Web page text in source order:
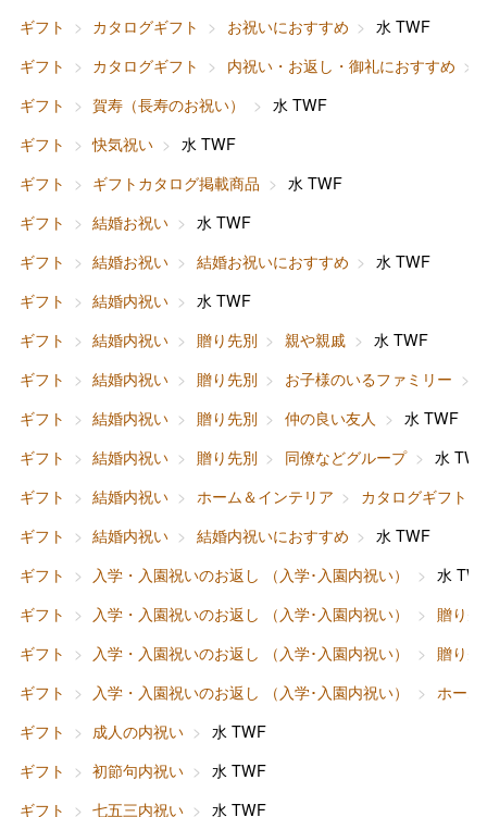
ギフト
カタログギフト お祝いにおすすめ
水 TWF
ギフト
カタログギフト 内祝い・お返し・御礼におすすめ
ギフト
賀寿（長寿のお祝い）
水 TWF
ギフト
快気祝い
水 TWF
ギフト
ギフトカタログ掲載商品
水 TWF
ギフト
結婚お祝い
水 TWF
ギフト
結婚お祝い 結婚お祝いにおすすめ
水 TWF
ギフト
結婚内祝い
水 TWF
ギフト
結婚内祝い 贈り先別 親や親戚
水 TWF
ギフト
結婚内祝い 贈り先別 お子様のいるファミリー
ギフト
結婚内祝い 贈り先別 仲の良い友人
水 TWF
ギフト
結婚内祝い 贈り先別 同僚などグループ
水
ギフト
結婚内祝い ホーム＆インテリア
カタログギフト
ギフト
結婚内祝い 結婚内祝いにおすすめ
水 TWF
ギフト
入学・入園祝いのお返し （入学･入園内祝い）
水
ギフト
入学・入園祝いのお返し （入学･入園内祝い）
贈り先
ギフト
入学・入園祝いのお返し （入学･入園内祝い）
贈り先
ギフト
入学・入園祝いのお返し （入学･入園内祝い）
ホー
ギフト
成人の内祝い
水 TWF
ギフト
初節句内祝い
水 TWF
ギフト
七五三内祝い
水 TWF